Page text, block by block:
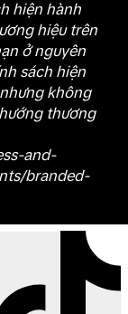
hiện hành
hiệu trên
ở nguyên
sách hiện
không
thương
and-
branded-